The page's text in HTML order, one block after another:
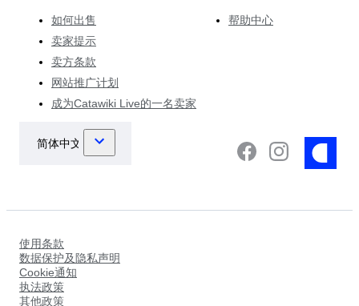
如何出售
卖家提示
卖方条款
网站推广计划
成为Catawiki Live的一名卖家
帮助中心
使用条款
数据保护及隐私声明
Cookie通知
执法政策
其他政策